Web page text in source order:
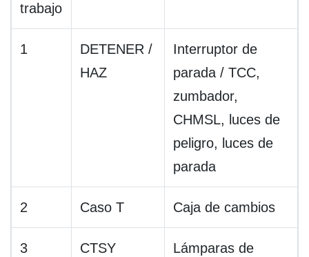
trabajo
1
DETENER /
HAZ
Interruptor de
parada / TCC,
zumbador,
CHMSL, luces de
peligro, luces de
parada
2 Caso T Caja de cambios
3 CTSY
Lámparas de